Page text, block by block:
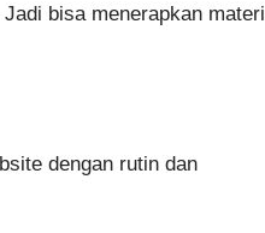
bisa menerapkan materi
dengan rutin dan